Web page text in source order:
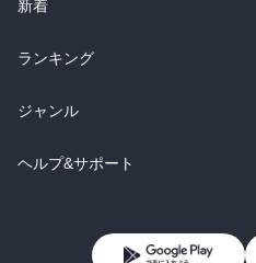
雑誌・グラビア
BL・TL
総合
ラノベ
雑誌・グラビア
BL・TL
新着
総合
ラノベ
雑誌・グラビア
ランキング
総合
ラノベ
ジャンル
コミック
ヘルプ&サポート